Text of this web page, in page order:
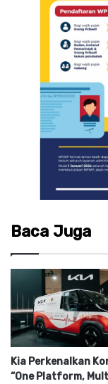
Baca Juga
Kia Perkenalkan
“One Platform,